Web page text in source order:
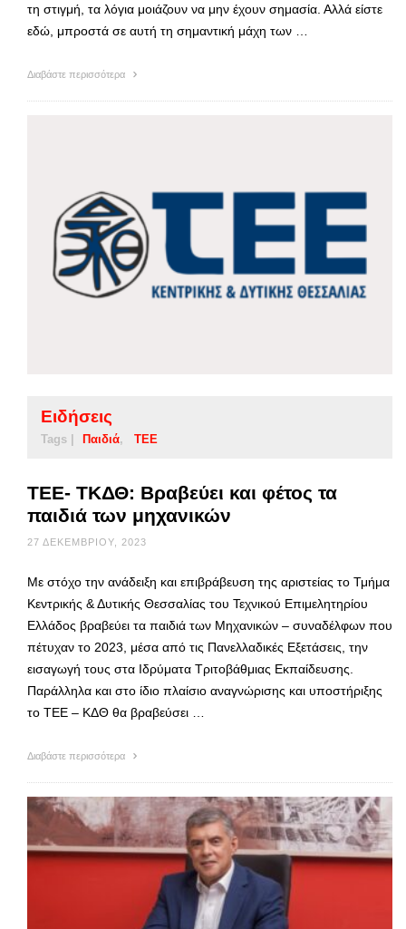
τη στιγμή, τα λόγια μοιάζουν να μην έχουν σημασία. Αλλά είστε
εδώ, μπροστά σε αυτή τη σημαντική μάχη των …
Διαβάστε περισσότερα
Ειδήσεις
Tags | Παιδιά ΤΕΕ
ΤΕΕ- ΤΚΔΘ: Bραβεύει και φέτος τα
παιδιά των μηχανικών
27 ΔΕΚΕΜΒΡΊΟΥ, 2023
Με στόχο την ανάδειξη και επιβράβευση της αριστείας το Τμήμα
Κεντρικής & Δυτικής Θεσσαλίας του Τεχνικού Επιμελητηρίου
Ελλάδος βραβεύει τα παιδιά των Μηχανικών – συναδέλφων που
πέτυχαν το 2023, μέσα από τις Πανελλαδικές Εξετάσεις, την
εισαγωγή τους στα Ιδρύματα Τριτοβάθμιας Εκπαίδευσης.
Παράλληλα και στο ίδιο πλαίσιο αναγνώρισης και υποστήριξης
το ΤΕΕ – ΚΔΘ θα βραβεύσει …
Διαβάστε περισσότερα